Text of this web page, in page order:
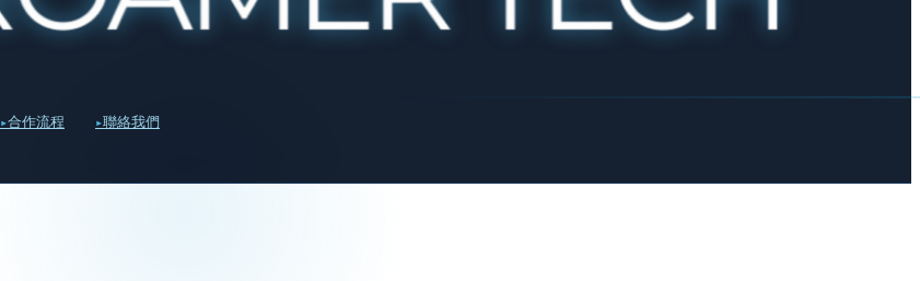
▸合作流程 ▸聯絡我們